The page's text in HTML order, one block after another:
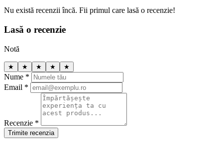
Nu există recenzii încă. Fii primul care lasă o recenzie!
Lasă o recenzie
Notă
★ ★ ★ ★ ★
Nume *
Email *
Recenzie *
Trimite recenzia